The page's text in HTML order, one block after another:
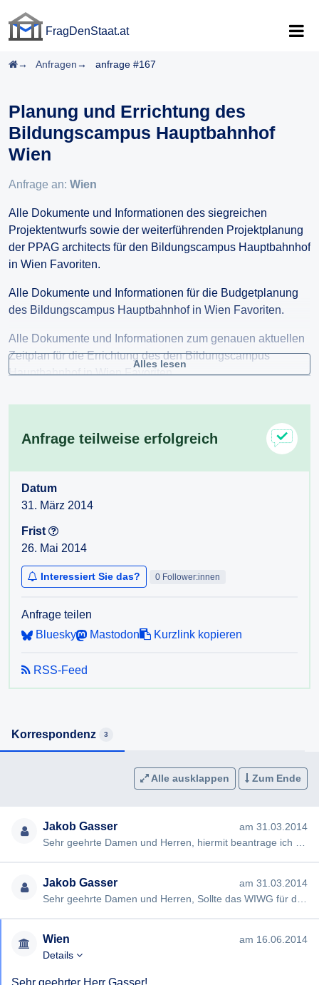
FragDenStaat.at
Startseite
Anfragen anfrage #167
Planung und Errichtung des
Bildungscampus Hauptbahnhof
Wien
Anfrage an: Wien
Alle Dokumente und Informationen des siegreichen
Projektentwurfs sowie der weiterführenden Projektplanung
der PPAG architects für den Bildungscampus Hauptbahnhof
in Wien Favoriten.
Alle Dokumente und Informationen für die Budgetplanung
des Bildungscampus Hauptbahnhof in Wien Favoriten.
Alle Dokumente und Informationen zum genauen aktuellen
Zeitplan für die Errichtung des den Bildungscampus
Hauptbahnhof in Wien Favoriten.
Auftragsvergabedokumente) für Firmen die im Rahmen der
Errichtung des den Bildungscampus Hauptbahnhof in Wien
Favoriten.beauftragt werden.
Alles lesen
Anfrage teilweise erfolgreich
Datum
31. März 2014
Frist
26. Mai 2014
Interessiert Sie das? 0 Follower:innen
Anfrage teilen
Bluesky
Mastodon Kurzlink kopieren
RSS-Feed
Korrespondenz 3
Alle ausklappen Zum Ende
Jakob Gasser
am 31.03.2014
Jakob Gasser
am 31.03.2014
Wien
am 16.06.2014
Details
Sehr geehrter Herr Gasser!